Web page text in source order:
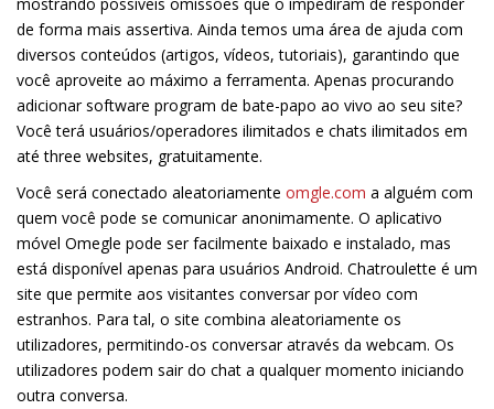
de forma mais assertiva. Ainda temos uma área de ajuda com
diversos conteúdos (artigos, vídeos, tutoriais), garantindo que
você aproveite ao máximo a ferramenta. Apenas procurando
adicionar software program de bate-papo ao vivo ao seu site?
Você terá usuários/operadores ilimitados e chats ilimitados em
até three websites, gratuitamente.
Você será conectado aleatoriamente omgle.com a alguém com
quem você pode se comunicar anonimamente. O aplicativo
móvel Omegle pode ser facilmente baixado e instalado, mas
está disponível apenas para usuários Android. Chatroulette é um
site que permite aos visitantes conversar por vídeo com
estranhos. Para tal, o site combina aleatoriamente os
utilizadores, permitindo-os conversar através da webcam. Os
utilizadores podem sair do chat a qualquer momento iniciando
outra conversa.